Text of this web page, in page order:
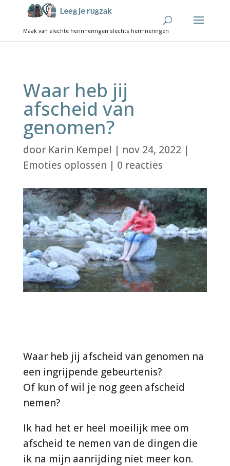
Waar heb jij
afscheid van
genomen?
door Karin Kempel | nov 24, 2022 |
Emoties oplossen | 0 reacties
Waar heb jij afscheid van genomen na
een ingrijpende gebeurtenis?
Of kun of wil je nog geen afscheid
nemen?
Ik had het er heel moeilijk mee om
afscheid te nemen van de dingen die
ik na mijn aanrijding niet meer kon.